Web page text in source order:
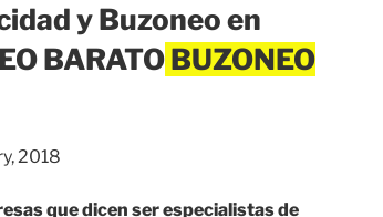
y Buzoneo en
BARATO
2018
que dicen ser especialistas de